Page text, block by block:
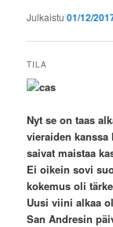
Julkaistu01/12/
TILA
Nyt se on taas
vieraiden
saivat maistaa
Ei oikein sovi
kokemus oli
Uusi viini alkaa
San Andresin